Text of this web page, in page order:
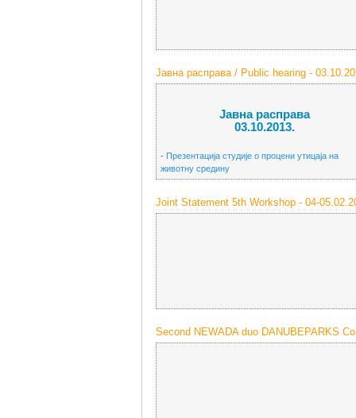
Јавна расправа / Public hearing -
Јавна расправа
03.10.2013.
- Презентација студије о процени утицаја на
животну средину
Joint Statement 5th Workshop - 04-
Second NEWADA duo DANUBEPARKS